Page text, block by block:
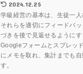
2024.12.25
学級経営の基本は、生徒一
それらを適切にフィードバ
づきを後で見返せるように
Googleフォームとスプレッ
にメモを取れ、集計までも
す。